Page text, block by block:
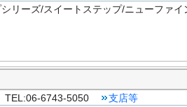
リーズ/スイートステップ/ニューファイ
6743-5050
支店等